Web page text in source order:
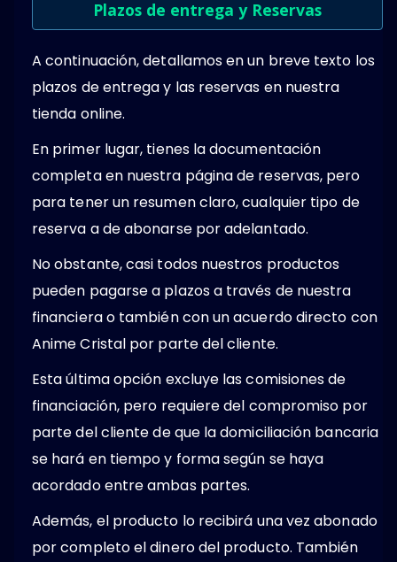
Plazos de entrega y Reservas
A continuación, detallamos en un breve texto los
plazos de entrega y las reservas en nuestra
tienda online.
En primer lugar, tienes la documentación
completa en nuestra página de reservas, pero
para tener un resumen claro, cualquier tipo de
reserva a de abonarse por adelantado.
No obstante, casi todos nuestros productos
pueden pagarse a plazos a través de nuestra
financiera o también con un acuerdo directo con
Anime Cristal por parte del cliente.
Esta última opción excluye las comisiones de
financiación, pero requiere del compromiso por
parte del cliente de que la domiciliación bancaria
se hará en tiempo y forma según se haya
acordado entre ambas partes.
Además, el producto lo recibirá una vez abonado
por completo el dinero del producto. También